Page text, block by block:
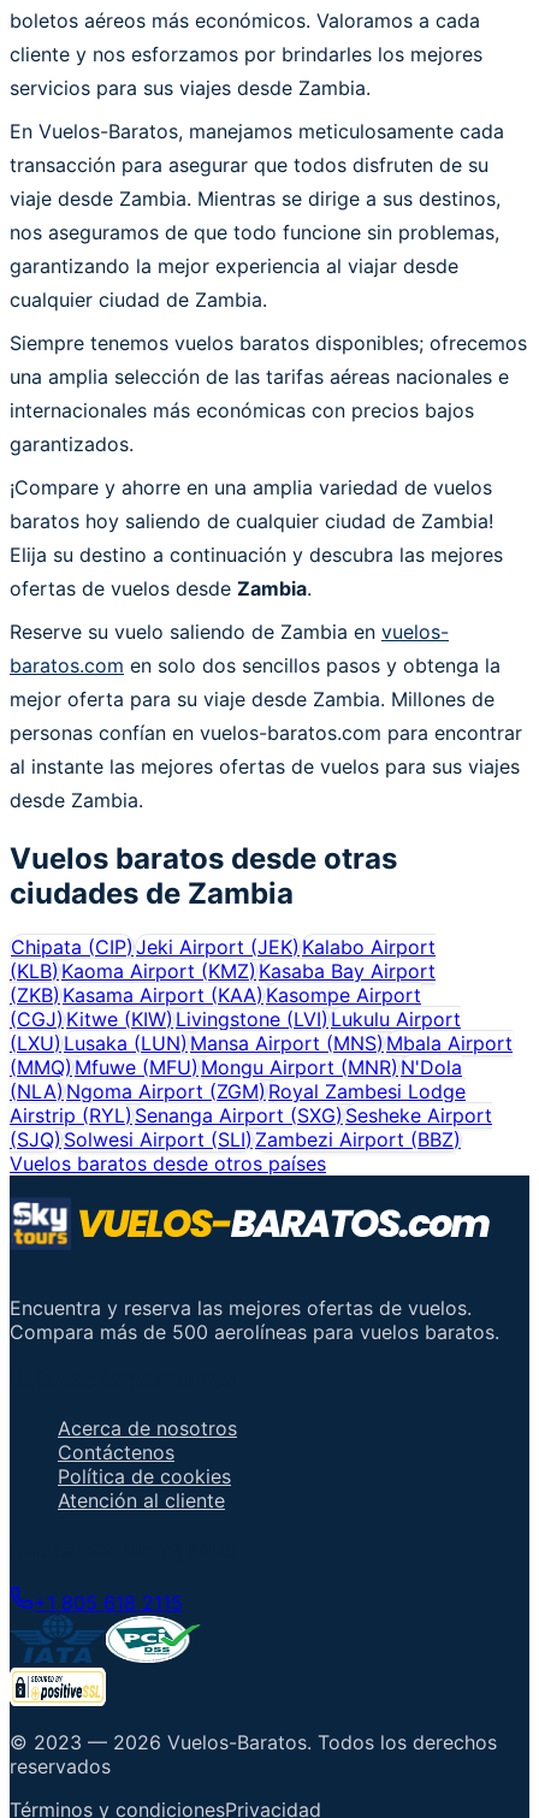
boletos aéreos más económicos. Valoramos a cada
cliente y nos esforzamos por brindarles los mejores
servicios para sus viajes desde Zambia.
En Vuelos-Baratos, manejamos meticulosamente cada
transacción para asegurar que todos disfruten de su
viaje desde Zambia. Mientras se dirige a sus destinos,
nos aseguramos de que todo funcione sin problemas,
garantizando la mejor experiencia al viajar desde
cualquier ciudad de Zambia.
Siempre tenemos vuelos baratos disponibles; ofrecemos
una amplia selección de las tarifas aéreas nacionales e
internacionales más económicas con precios bajos
garantizados.
¡Compare y ahorre en una amplia variedad de vuelos
baratos hoy saliendo de cualquier ciudad de Zambia!
Elija su destino a continuación y descubra las mejores
ofertas de vuelos desde Zambia.
Reserve su vuelo saliendo de Zambia en vuelos-
baratos.com en solo dos sencillos pasos y obtenga la
mejor oferta para su viaje desde Zambia. Millones de
personas confían en vuelos-baratos.com para encontrar
al instante las mejores ofertas de vuelos para sus viajes
desde Zambia.
Vuelos baratos desde otras
ciudades de Zambia
Chipata (CIP)Jeki Airport (JEK)Kalabo Airport
(KLB)Kaoma Airport (KMZ) Kasaba Bay Airport
(ZKB)Kasama Airport (KAA)Kasompe Airport
(CGJ)Kitwe (KIW) Livingstone (LVI) Lukulu Airport
(LXU)Lusaka (LUN) Mansa Airport (MNS) Mbala Airport
(MMQ)Mfuwe (MFU) Mongu Airport (MNR) N'Dola
(NLA)Ngoma Airport (ZGM) Royal Zambesi Lodge
Airstrip (RYL)Senanga Airport (SXG) Sesheke Airport
(SJQ)Solwesi Airport (SLI) Zambezi Airport (BBZ)
Vuelos baratos desde otros países
Encuentra y reserva las mejores ofertas de vuelos.
Compara más de 500 aerolíneas para vuelos baratos.
Acerca de nosotros
Contáctenos
Política de cookies
Atención al cliente
+1 805 618 2115
© 2023 — 2026 Vuelos-Baratos. Todos los derechos
reservados
Términos y condicionesPrivacidad